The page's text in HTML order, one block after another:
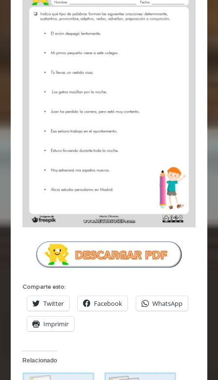
Comparte esto:
Twitter Facebook WhatsApp
Imprimir
Relacionado